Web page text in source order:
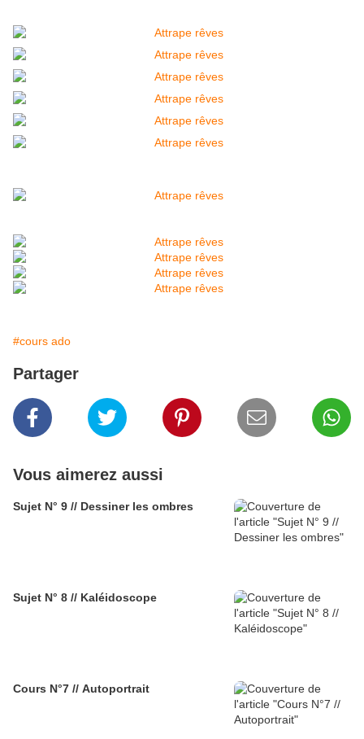
#cours ado
Partager
Vous aimerez aussi
Sujet N° 9 // Dessiner les ombres
Sujet N° 8 // Kaléidoscope
Cours N°7 // Autoportrait